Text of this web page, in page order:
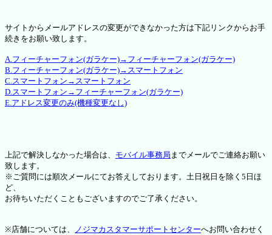
サイトからメールアドレスの変更ができなかった方は下記リンクからお手
続きをお願い致します。
A.フィーチャーフォン(ガラケー)→フィーチャーフォン(ガラケー)
B.フィーチャーフォン(ガラケー)→スマートフォン
C.スマートフォン→スマートフォン
D.スマートフォン→フィーチャーフォン(ガラケー)
E.アドレス変更のみ(機種変更なし)
上記で解決しなかった場合は、 モバイル事務局 までメールでご連絡お願い
致します。
※ご質問には順次メールにてお答えしております。土日祝日を除く5日ほ
ど、
お待ちいただくこともございますのでご了承ください。
※店舗については、 ノジマカスタマーサポートセンターへお問い合わせく